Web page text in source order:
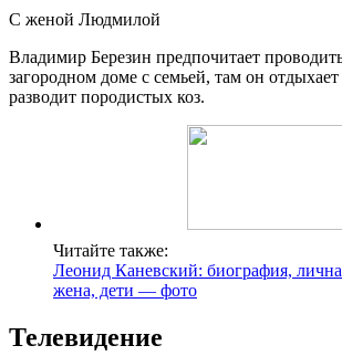
С женой Людмилой
Владимир Березин предпочитает
загородном доме с семьей, там он
разводит породистых коз.
Читайте также:
Леонид Каневский: биография,
жена, дети — фото
Телевидение